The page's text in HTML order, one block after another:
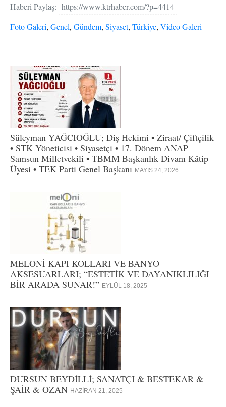
Haberi Paylaş: https://www.ktrhaber.com/?p=4414
Foto Galeri, Genel, Gündem, Siyaset, Türkiye, Video Galeri
Süleyman YAĞCIOĞLU; Diş Hekimi • Ziraat/ Çiftçilik
• STK Yöneticisi • Siyasetçi • 17. Dönem ANAP
Samsun Milletvekili • TBMM Başkanlık Divanı Kâtip
Üyesi • TEK Parti Genel Başkanı MAYIS 24, 2026
MELONİ KAPI KOLLARI VE BANYO
AKSESUARLARI; “ESTETİK VE DAYANIKLILIĞI
BİR ARADA SUNAR!” EYLÜL 18, 2025
DURSUN BEYDİLLİ; SANATÇI & BESTEKAR &
ŞAİR & OZAN HAZIRAN 21, 2025